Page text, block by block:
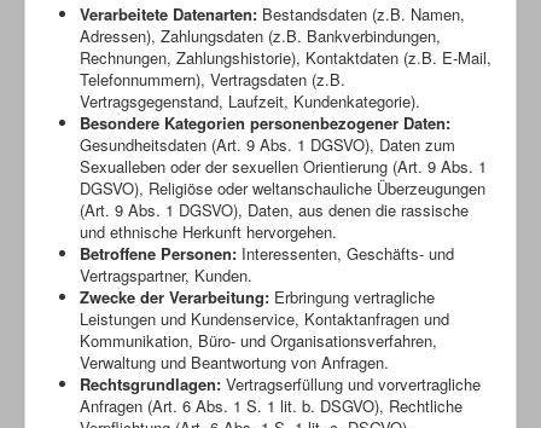
Verarbeitete Datenarten: Bestandsdaten (z.B. Namen,
Adressen), Zahlungsdaten (z.B. Bankverbindungen,
Rechnungen, Zahlungshistorie), Kontaktdaten (z.B. E-Mail,
Telefonnummern), Vertragsdaten (z.B.
Vertragsgegenstand, Laufzeit, Kundenkategorie).
Besondere Kategorien personenbezogener Daten:
Gesundheitsdaten (Art. 9 Abs. 1 DGSVO), Daten zum
Sexualleben oder der sexuellen Orientierung (Art. 9 Abs. 1
DGSVO), Religiöse oder weltanschauliche Überzeugungen
(Art. 9 Abs. 1 DGSVO), Daten, aus denen die rassische
und ethnische Herkunft hervorgehen.
Betroffene Personen: Interessenten, Geschäfts- und
Vertragspartner, Kunden.
Zwecke der Verarbeitung: Erbringung vertragliche
Leistungen und Kundenservice, Kontaktanfragen und
Kommunikation, Büro- und Organisationsverfahren,
Verwaltung und Beantwortung von Anfragen.
Rechtsgrundlagen: Vertragserfüllung und vorvertragliche
Anfragen (Art. 6 Abs. 1 S. 1 lit. b. DSGVO), Rechtliche